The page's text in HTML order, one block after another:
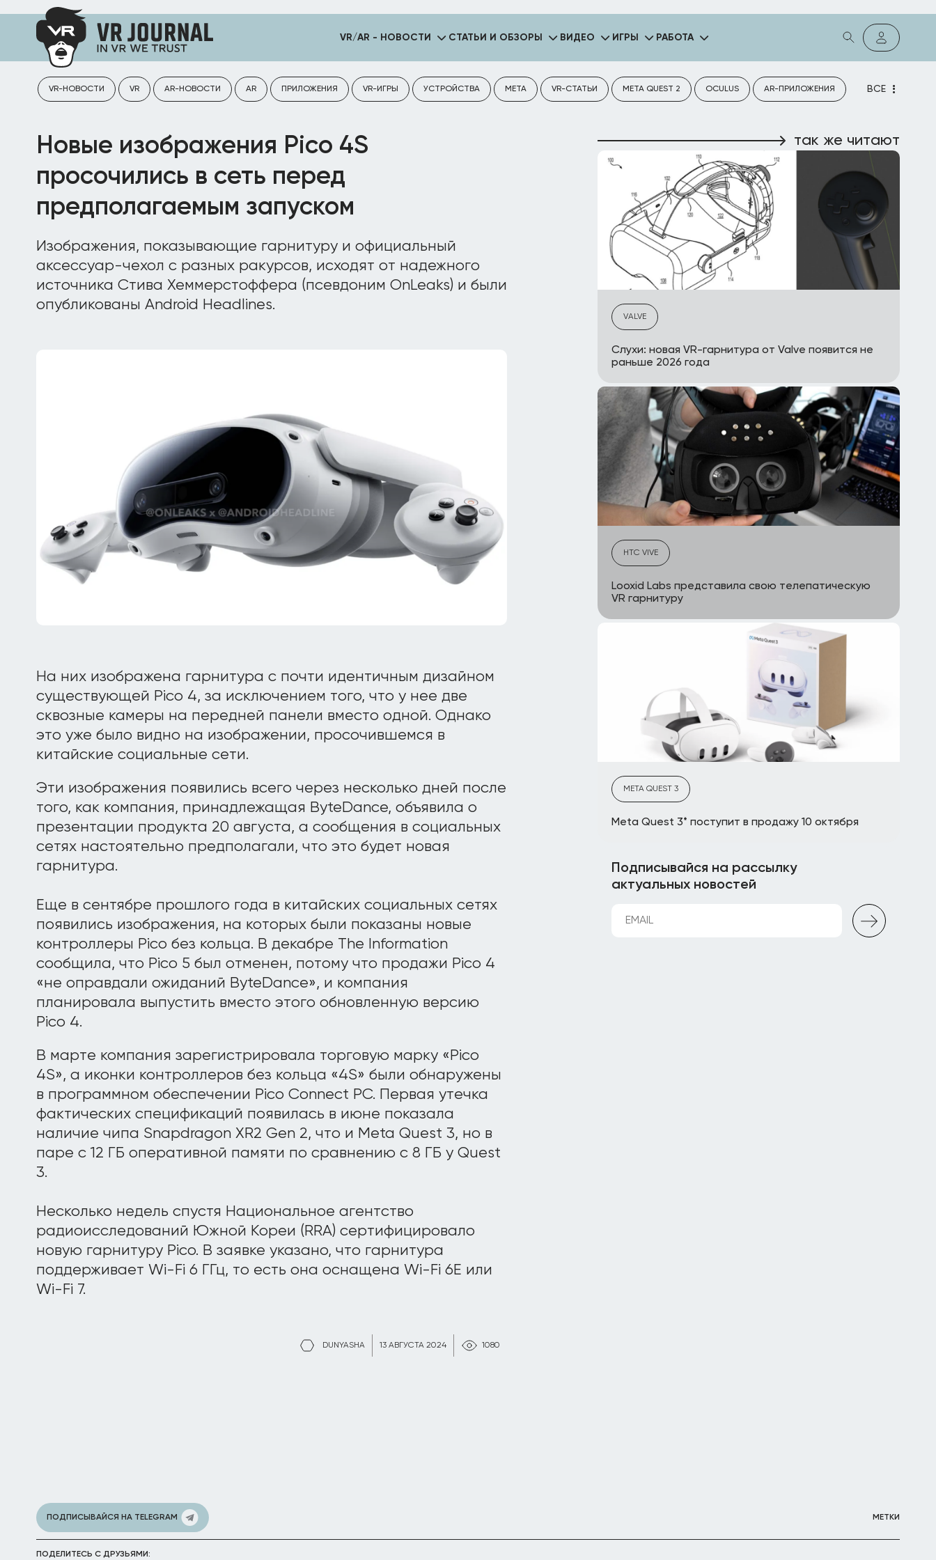
VR/AR - НОВОСТИ СТАТЬИ И ОБЗОРЫ ВИДЕО ИГРЫ РАБОТА
VR-НОВОСТИ VR AR-НОВОСТИ AR ПРИЛОЖЕНИЯ VR-ИГРЫ УСТРОЙСТВА META VR-СТАТЬИ META QUEST 2 OCULUS AR-ПРИЛОЖЕНИЯ ВСЕ
DUNYASHA 13 АВГУСТА 2024 1080
Новые изображения Pico 4S
просочились в сеть перед
предполагаемым запуском
Изображения, показывающие гарнитуру и официальный
аксессуар-чехол с разных ракурсов, исходят от надежного
источника Стива Хеммерстоффера (псевдоним OnLeaks) и были
опубликованы Android Headlines.
На них изображена гарнитура с почти идентичным дизайном
существующей Pico 4, за исключением того, что у нее две
сквозные камеры на передней панели вместо одной. Однако
это уже было видно на изображении, просочившемся в
китайские социальные сети.
Эти изображения появились всего через несколько дней после
того, как компания, принадлежащая ByteDance, объявила о
презентации продукта 20 августа, а сообщения в социальных
сетях настоятельно предполагали, что это будет новая
гарнитура.
Еще в сентябре прошлого года в китайских социальных сетях
появились изображения, на которых были показаны новые
контроллеры Pico без кольца. В декабре The Information
сообщила, что Pico 5 был отменен, потому что продажи Pico 4
«не оправдали ожиданий ByteDance», и компания
планировала выпустить вместо этого обновленную версию
Pico 4.
В марте компания зарегистрировала торговую марку «Pico
4S», а иконки контроллеров без кольца «4S» были обнаружены
в программном обеспечении Pico Connect PC. Первая утечка
фактических спецификаций появилась в июне показала
наличие чипа Snapdragon XR2 Gen 2, что и Meta Quest 3, но в
паре с 12 ГБ оперативной памяти по сравнению с 8 ГБ у Quest
3.
Несколько недель спустя Национальное агентство
радиоисследований Южной Кореи (RRA) сертифицировало
новую гарнитуру Pico. В заявке указано, что гарнитура
поддерживает Wi-Fi 6 ГГц, то есть она оснащена Wi-Fi 6E или
Wi-Fi 7.
так же читают
VALVE
Слухи: новая VR-гарнитура от Valve появится не
раньше 2026 года
HTC VIVE
Looxid Labs представила свою телепатическую
VR гарнитуру
META QUEST 3
Meta Quest 3* поступит в продажу 10 октября
Подписывайся на рассылку
актуальных новостей
ПОДПИСЫВАЙСЯ НА TELEGRAM МЕТКИ
ПОДЕЛИТЕСЬ С ДРУЗЬЯМИ: